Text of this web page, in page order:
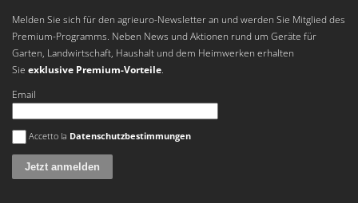
Melden Sie sich für den agrieuro-Newsletter an und werden Sie Mitglied des
Premium-Programms. Neben News und Aktionen rund um Geräte für
Garten, Landwirtschaft, Haushalt und dem Heimwerken erhalten
Sie exklusive Premium-Vorteile.
Email
Es ist ein Fehler aufgetreten
Accetto la Datenschutzbestimmungen